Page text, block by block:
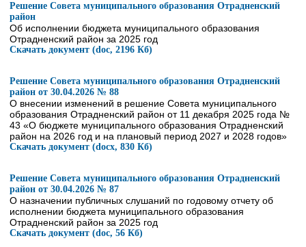
Решение Совета муниципального образования Отрадненский
район
Об исполнении бюджета муниципального образования
Отрадненский район за 2025 год
Скачать документ (doc, 2196 Кб)
Решение Совета муниципального образования Отрадненский
район от 30.04.2026 № 88
О внесении изменений в решение Совета муниципального
образования Отрадненский район от 11 декабря 2025 года №
43 «О бюджете муниципального образования Отрадненский
район на 2026 год и на плановый период 2027 и 2028 годов»
Скачать документ (docx, 830 Кб)
Решение Совета муниципального образования Отрадненский
район от 30.04.2026 № 87
О назначении публичных слушаний по годовому отчету об
исполнении бюджета муниципального образования
Отрадненский район за 2025 год
Скачать документ (doc, 56 Кб)